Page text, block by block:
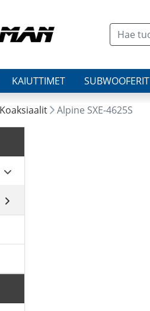
KAIUTTIMET SUBWOOFERIT
Alpine SXE-4625S